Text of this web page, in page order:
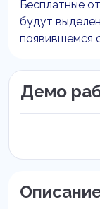
Бесплатные
будут
появившемся
Демо